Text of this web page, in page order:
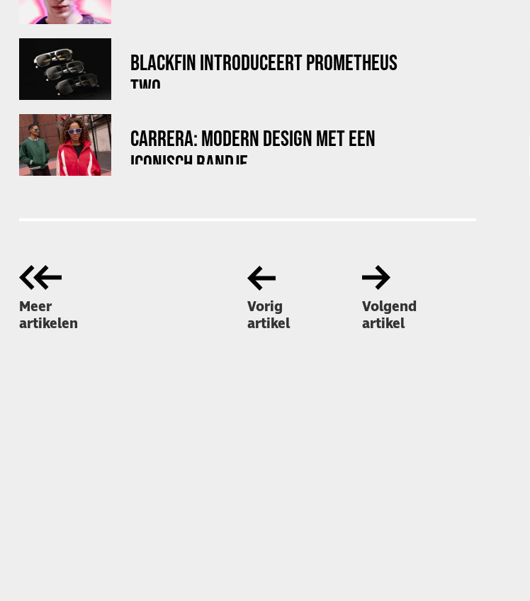
BLACKFIN INTRODUCEERT PROMETHEUS
TWO
CARRERA: MODERN DESIGN MET EEN
ICONISCH RANDJE
Meer
artikelen
Vorig
artikel
Volgend
artikel